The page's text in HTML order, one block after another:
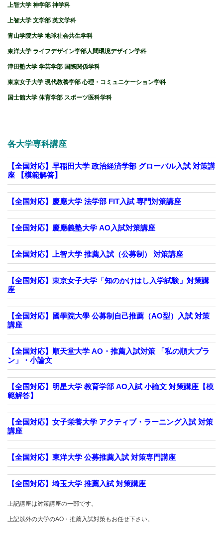
上智大学 神学部 神学科
上智大学 文学部 英文学科
青山学院大学 地球社会共生学科
東洋大学 ライフデザイン学部人間環境デザイン学科
津田塾大学 学芸学部 国際関係学科
東京女子大学 現代教養学部 心理・コミュニケーション学科
国士館大学 体育学部 スポーツ医科学科
各大学専科講座
【全国対応】早稲田大学 政治経済学部 グローバル入試 対策講
座 【模範解答】
【全国対応】慶應大学 法学部 FIT入試 専門対策講座
【全国対応】慶應義塾大学 AO入試対策講座
【全国対応】上智大学 推薦入試（公募制） 対策講座
【全国対応】東京女子大学「知のかけはし入学試験」対策講
座
【全国対応】國學院大學 公募制自己推薦（AO型）入試 対策
講座
【全国対応】順天堂大学 AO・推薦入試対策 「私の順大プラ
ン」・小論文
【全国対応】明星大学 教育学部 AO入試 小論文 対策講座【模
範解答】
【全国対応】女子栄養大学 アクティブ・ラーニング入試 対策
講座
【全国対応】東洋大学 公募推薦入試 対策専門講座
【全国対応】埼玉大学 推薦入試 対策講座
上記講座は対策講座の一部です。
上記以外の大学のAO・推薦入試対策もお任せ下さい。